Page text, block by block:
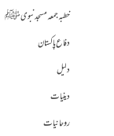
خطبہ جمعہ مسجد نبوی ﷺ
دفاع پاکستان
دلیل
دینیات
روحانیات